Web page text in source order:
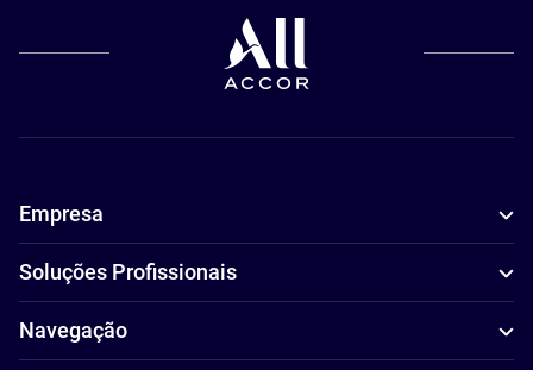
Empresa
Soluções Profissionais
Navegação